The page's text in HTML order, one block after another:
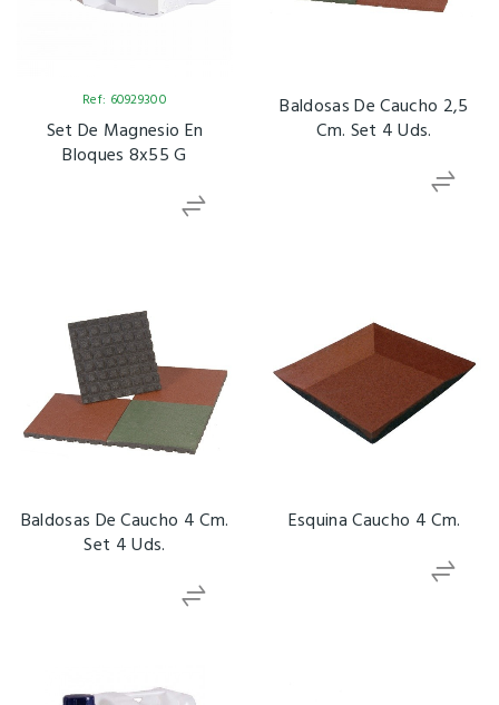
Ref: 60929300
Set De Magnesio En
Bloques 8x55 G
Baldosas De Caucho 2,5
Cm. Set 4 Uds.
Baldosas De Caucho 4 Cm.
Set 4 Uds.
Esquina Caucho 4 Cm.